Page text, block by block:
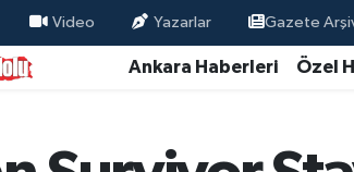
Video Yazarlar Gazete
Ankara Haberleri Özel